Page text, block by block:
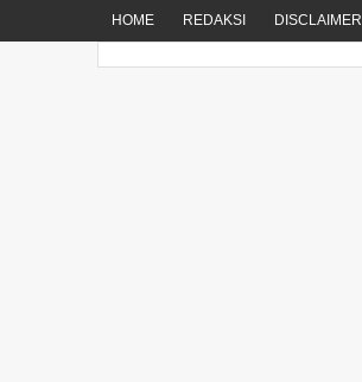
HOME REDAKSI DISCLAIMER